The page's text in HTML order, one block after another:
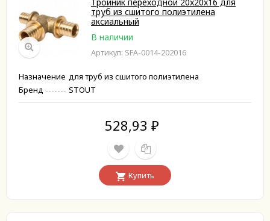
труб из сшитого полиэтилена
аксиальный
В наличии
Артикул: SFA-0014-202016
Назначение для труб из сшитого полиэтилена
Бренд
STOUT
528,93 ₽
Купить